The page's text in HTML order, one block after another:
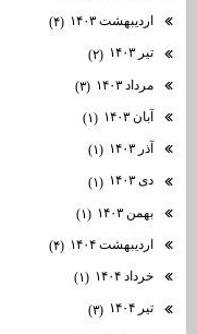
اردیبهشت ۱۴۰۳
(۴)
تیر ۱۴۰۳
(۲)
مرداد ۱۴۰۳
(۳)
آبان ۱۴۰۳
(۱)
آذر ۱۴۰۳
(۱)
دی ۱۴۰۳
(۱)
بهمن ۱۴۰۳
(۱)
اردیبهشت ۱۴۰۴
(۴)
خرداد ۱۴۰۴
(۱)
تیر ۱۴۰۴
(۳)